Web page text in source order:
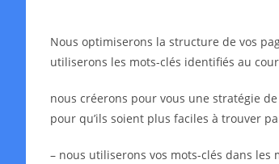
Nous optimiserons la structure de vos
utiliserons les mots-clés identifiés au
nous créerons pour vous une stratégie
pour qu’ils soient plus faciles à trouver
– nous utiliserons vos mots-clés dans